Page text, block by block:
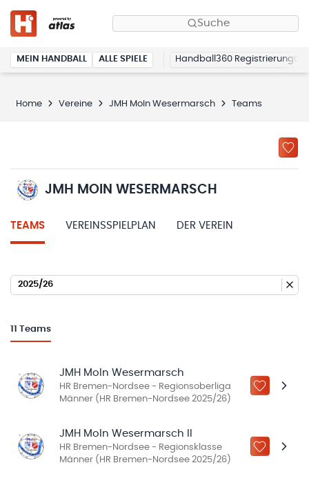
Suche
MEIN HANDBALL ALLE SPIELE Handball360 Registrierung
Home Vereine JMH MoIn Wesermarsch Teams
JMH MOIN WESERMARSCH
TEAMS VEREINSSPIELPLAN DER VEREIN
2025/26
11 Teams
JMH MoIn Wesermarsch
HR Bremen-Nordsee - Regionsoberliga
Männer (HR Bremen-Nordsee 2025/26)
ZU „MEINE
JMH MoIn Wesermarsch II
HR Bremen-Nordsee - Regionsklasse
Männer (HR Bremen-Nordsee 2025/26)
ZU „MEINE